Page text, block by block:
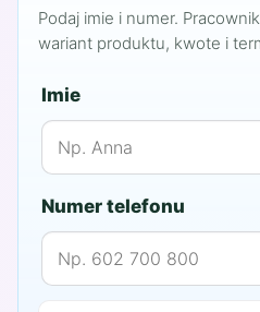
Podaj imie i numer.
wariant produktu, kwote i
Imie
Numer telefonu